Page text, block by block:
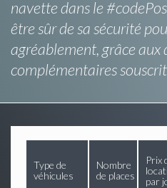
navette dans le
être sûr de sa sécurité
agréablement, grâce aux
complémentaires
Type de
véhicules
Nombre
de places
Prix
par